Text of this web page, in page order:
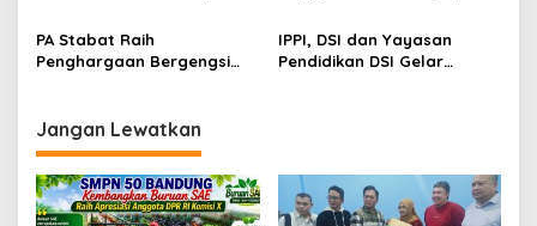
CCTV
Inkrah
PA Stabat Raih
Penghargaan Bergengsi
IPPI, DSI dan Yayasan
Pendidikan DSI Gelar
Jangan Lewatkan